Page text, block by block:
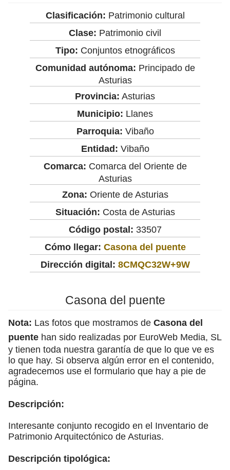
Clasificación: Patrimonio cultural
Clase: Patrimonio civil
Tipo: Conjuntos etnográficos
Comunidad autónoma: Principado de
Asturias
Provincia: Asturias
Municipio: Llanes
Parroquia: Vibaño
Entidad: Vibaño
Comarca: Comarca del Oriente de
Asturias
Zona: Oriente de Asturias
Situación: Costa de Asturias
Código postal: 33507
Cómo llegar: Casona del puente
Dirección digital: 8CMQC32W+9W
Casona del puente
Nota: Las fotos que mostramos de Casona del
puente han sido realizadas por EuroWeb Media, SL
y tienen toda nuestra garantía de que lo que ve es
lo que hay. Si observa algún error en el contenido,
agradecemos use el formulario que hay a pie de
página.
Descripción:
Interesante conjunto recogido en el Inventario de
Patrimonio Arquitectónico de Asturias.
Descripción tipológica: